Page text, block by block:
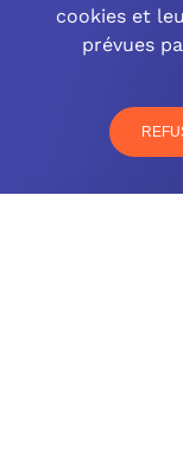
OCINEO
77 rue
cookies et
prévues